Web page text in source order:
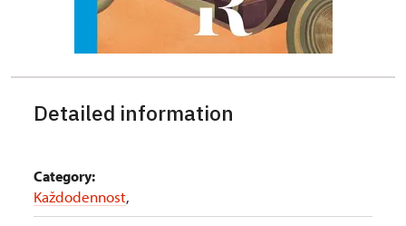
Detailed information
Category:
Každodennost,